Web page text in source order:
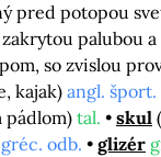
pred potopou
palubou
so zvislou
kajak) angl. šport.
pádlom) tal. skul
gréc. odb. glizér